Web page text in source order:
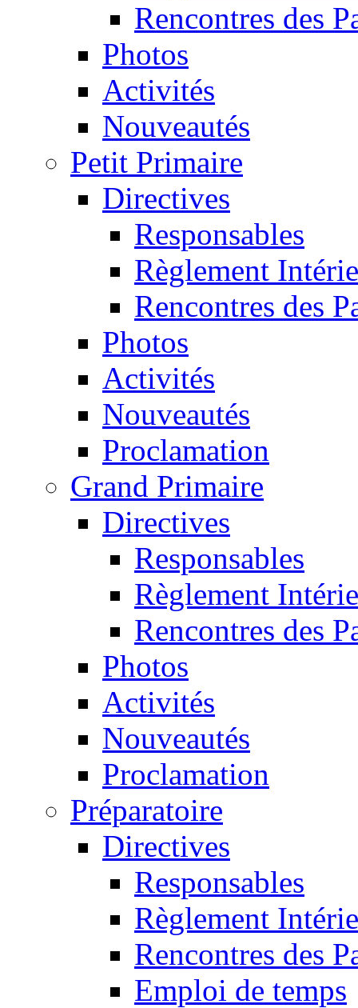
Rencontres des
Photos
Activités
Nouveautés
Petit Primaire
Directives
Responsables
Règlement
Rencontres des
Photos
Activités
Nouveautés
Proclamation
Grand Primaire
Directives
Responsables
Règlement
Rencontres des
Photos
Activités
Nouveautés
Proclamation
Préparatoire
Directives
Responsables
Règlement
Rencontres des
Emploi de temps